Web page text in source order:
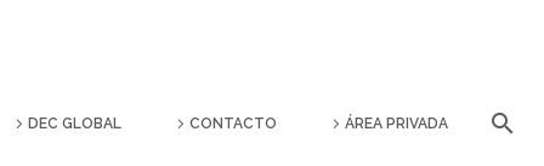
DEC GLOBAL CONTACTO ÁREA PRIVADA